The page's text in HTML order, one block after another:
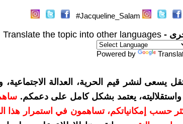
Jacqueline_Salam#
-
Translate the topic into other languages
Powered by
لنشر قيم الحرية، العدالة الاجتماعية،
يعتمد بشكل كامل على دعمكم.
سنويًا أو أكثر حسب إمكانياتكم، تساهمون في استمرار هذا